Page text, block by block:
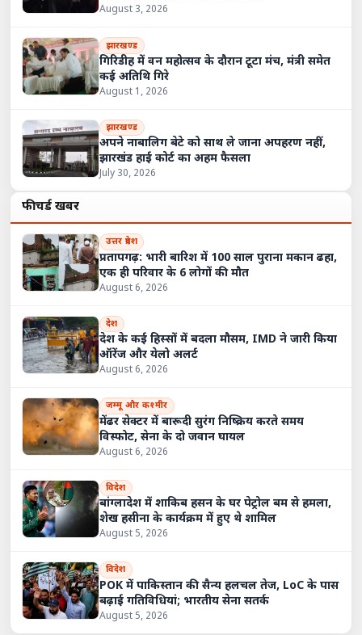
August 3, 2026
झारखण्ड
गिरिडीह में वन महोत्सव के दौरान टूटा मंच, मंत्री समेत
कई अतिथि गिरे
August 1, 2026
झारखण्ड
अपने नाबालिग बेटे को साथ ले जाना अपहरण नहीं,
झारखंड हाई कोर्ट का अहम फैसला
July 30, 2026
फीचर्ड खबरें
उत्तर प्रदेश
प्रतापगढ़: भारी बारिश में 100 साल पुराना मकान ढहा,
एक ही परिवार के 6 लोगों की मौत
August 6, 2026
देश
देश के कई हिस्सों में बदला मौसम, IMD ने जारी किया
ऑरेंज और येलो अलर्ट
August 6, 2026
जम्मू और कश्मीर
मेंढर सेक्टर में बारूदी सुरंग निष्क्रिय करते समय
विस्फोट, सेना के दो जवान घायल
August 6, 2026
विदेश
बांग्लादेश में शाकिब हसन के घर पेट्रोल बम से हमला,
शेख हसीना के कार्यक्रम में हुए थे शामिल
August 5, 2026
विदेश
POK में पाकिस्तान की सैन्य हलचल तेज, LoC के पास
बढ़ाई गतिविधियां; भारतीय सेना सतर्क
August 5, 2026